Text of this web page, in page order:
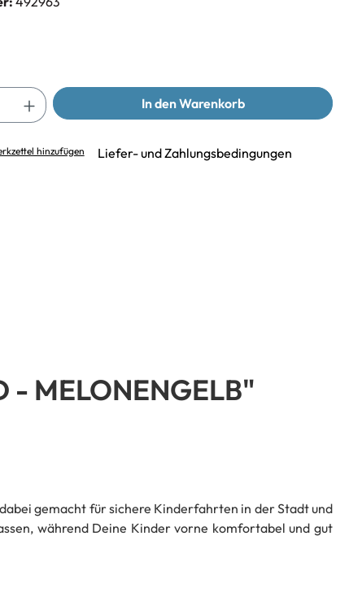
In den Warenkorb
hinzufügen Liefer- und Zahlungsbedingungen
- MELONENGELB"
gemacht für sichere Kinderfahrten in der Stadt und
während Deine Kinder vorne komfortabel und gut